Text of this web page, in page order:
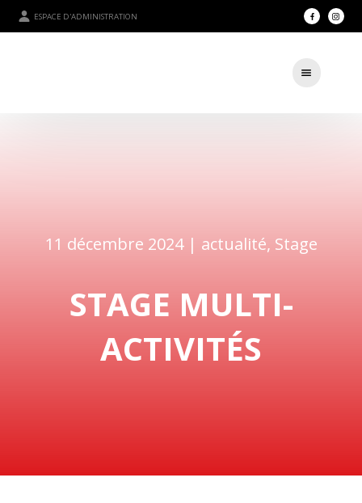
ESPACE D'ADMINISTRATION
11 décembre 2024 | actualité, Stage
STAGE MULTI-
ACTIVITÉS